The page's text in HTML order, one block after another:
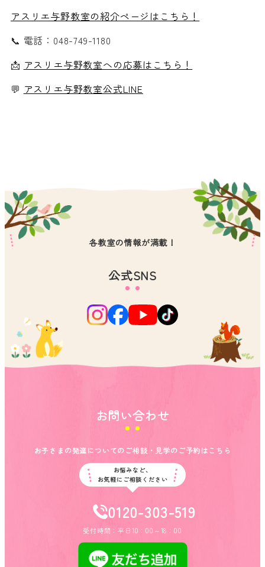
アスリエ与野教室の紹介ページはこちら！
📞 電話： 048-749-1180
📩 アスリエ与野教室への応募はこちら！
💬 アスリエ与野教室公式LINE
各教室の情報が満載！
公式SNS
お問い合わせ
お子さまの発達についてのご相談・見学のご予約はこちら
0120-303-519
受付時間：平日10：00～18：00
お悩みなど、
お気軽にご相談ください